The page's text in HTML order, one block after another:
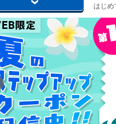
はじめ